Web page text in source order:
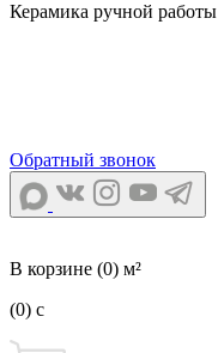
Керамика ручной работы
Обратный звонок
В корзине (0) м²
(0) c